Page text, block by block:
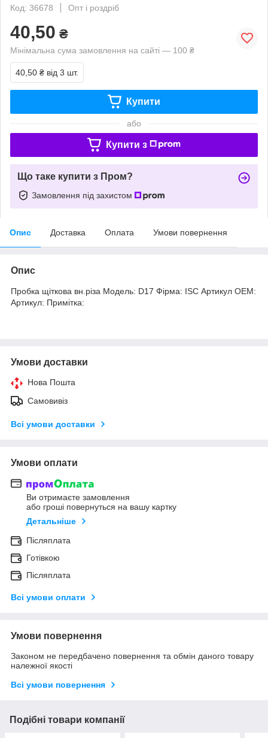
Код: 36678
Опт і роздріб
40,50 ₴
Мінімальна сума замовлення на сайті — 100 ₴
40,50 ₴ від 3 шт.
Купити
або
Купити з
Що таке купити з Пром?
Замовлення під захистом
Опис Доставка Оплата Умови повернення
Опис
Пробка щіткова вн.різа Модель: D17 Фірма: ISC Артикул OEM:
Артикул: Примітка:
Умови доставки
Нова Пошта
Самовивіз
Всі умови доставки
Умови оплати
Ви отримаєте замовлення
або гроші повернуться на вашу картку
Детальніше
Післяплата
Готівкою
Післяплата
Всі умови оплати
Умови повернення
Законом не передбачено повернення та обмін даного товару
належної якості
Всі умови повернення
Подібні товари компанії